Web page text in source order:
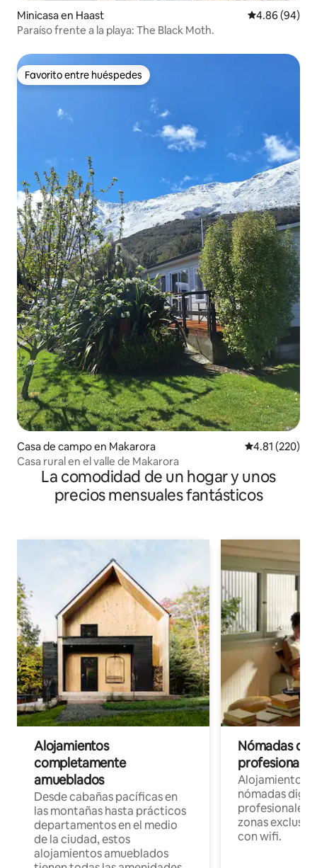
Minicasa en Haast Calificación
4.86 (94)
Paraíso frente a la playa: The Black Moth.
Favorito entre huéspedes
Favorito entre huéspedes
Casa de campo en Makarora Calificación
4.81 (220)
Casa rural en el valle de Makarora
La comodidad de un hogar y unos
precios mensuales fantásticos
Alojamientos
completamente
amueblados
Desde cabañas pacíficas en
las montañas hasta prácticos
departamentos en el medio
de la ciudad, estos
alojamientos amueblados
Nómadas
Alojamientos
nómadas
profesionales
zonas
con wifi.